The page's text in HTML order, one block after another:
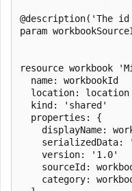
@description('The
param
resource workbook
  name: workbookId
  location: location
  kind: 'shared'
  properties: {
displayName:
serializedData:
    version: '1.0'
sourceId:
category: